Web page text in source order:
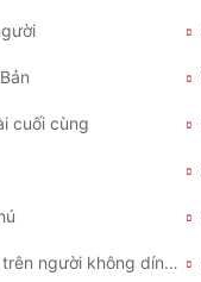
cuối cùng
Chương 97: Di qua giữa ngàn hoa, trên người không dính lá